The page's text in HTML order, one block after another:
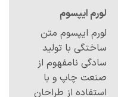
لورم ایپسوم
لورم ایپسوم متن
ساختگی با تولید
سادگی نامفهوم از
صنعت چاپ و با
استفاده از طراحان